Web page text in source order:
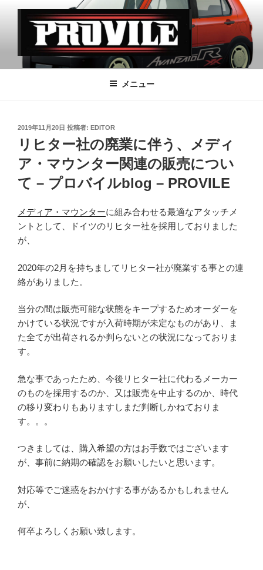
PROVILE
メニュー
投
稿
日:
2019年11月20日 投稿者: EDITOR
リヒター社の廃業に伴う、メディ
ア・マウンター関連の販売につい
て – プロバイルblog – PROVILE
メディア・マウンターに組み合わせる最適なアタッチメ
ントとして、ドイツのリヒター社を採用しておりました
が、
2020年の2月を持ちましてリヒター社が廃業する事との連
絡がありました。
当分の間は販売可能な状態をキープするためオーダーを
かけている状況ですが入荷時期が未定なものがあり、ま
た全てが出荷されるか判らないとの状況になっておりま
す。
急な事であったため、今後リヒター社に代わるメーカー
のものを採用するのか、又は販売を中止するのか、時代
の移り変わりもありますしまだ判断しかねておりま
す。。。
つきましては、購入希望の方はお手数ではございます
が、事前に納期の確認をお願いしたいと思います。
対応等でご迷惑をおかけする事があるかもしれません
が、
何卒よろしくお願い致します。